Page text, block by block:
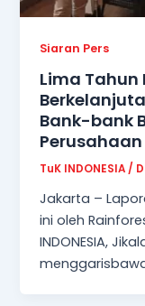
Siaran Pers
Lima
Bank-bank
TuK INDONESIA/
Jakarta –
ini oleh
INDONESIA,